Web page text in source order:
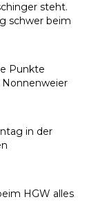
steht.
schwer beim
Punkte
Nonnenweier
in der
HGW alles